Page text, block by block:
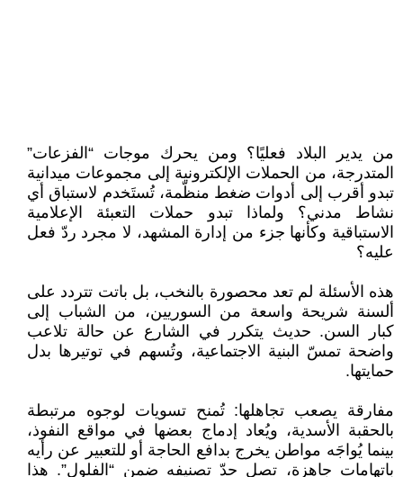
من يدير البلاد فعليًا؟ ومن يحرك موجات “الفزعات”
المتدرجة، من الحملات الإلكترونية إلى مجموعات ميدانية
تبدو أقرب إلى أدوات ضغط منظّمة، تُستَخدم لاستباق أي
نشاط مدني؟ ولماذا تبدو حملات التعبئة الإعلامية
الاستباقية وكأنها جزء من إدارة المشهد، لا مجرد ردّ فعل
عليه؟
هذه الأسئلة لم تعد محصورة بالنخب، بل باتت تتردد على
ألسنة شريحة واسعة من السوريين، من الشباب إلى
كبار السن. حديث يتكرر في الشارع عن حالة تلاعب
واضحة تمسّ البنية الاجتماعية، وتُسهم في توتيرها بدل
حمايتها.
مفارقة يصعب تجاهلها: تُمنح تسويات لوجوه مرتبطة
بالحقبة الأسدية، ويُعاد إدماج بعضها في مواقع النفوذ،
بينما يُواجَه مواطن يخرج بدافع الحاجة أو للتعبير عن رأيه
باتهامات جاهزة، تصل حدّ تصنيفه ضمن “الفلول”. هذا